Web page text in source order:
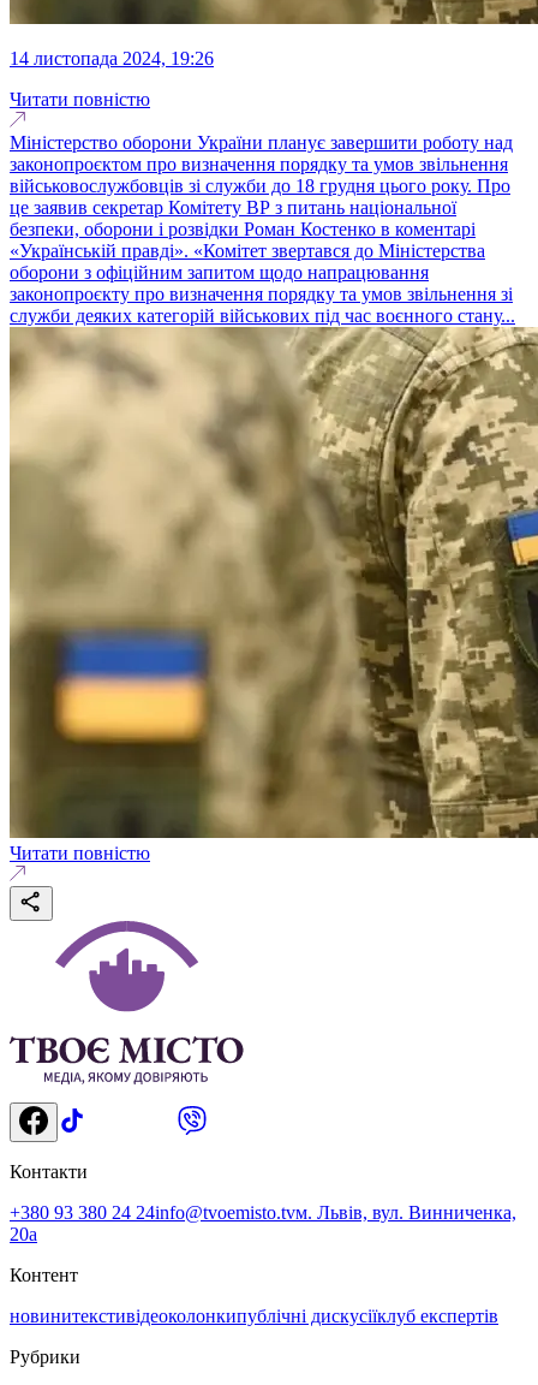
14 листопада 2024, 19:26
Читати повністю
Міністерство оборони України планує завершити роботу над
законопроєктом про визначення порядку та умов звільнення
військовослужбовців зі служби до 18 грудня цього року. Про
це заявив секретар Комітету ВР з питань національної
безпеки, оборони і розвідки Роман Костенко в коментарі
«Українській правді». «Комітет звертався до Міністерства
оборони з офіційним запитом щодо напрацювання
законопроєкту про визначення порядку та умов звільнення зі
служби деяких категорій військових під час воєнного стану...
Читати повністю
Контакти
+380 93 380 24 24info@tvoemisto.tvм. Львів, вул. Винниченка,
20а
Контент
новинитекстивідеоколонкипублічні дискусіїклуб експертів
Рубрики